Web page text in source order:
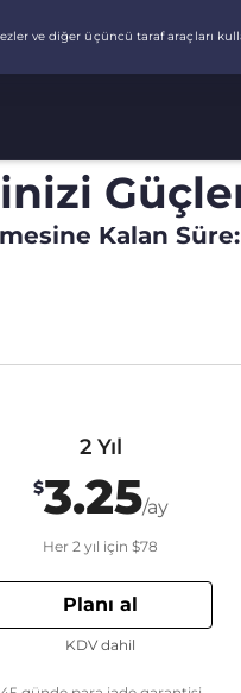
Kalan Süre:
2 Yıl
$3.25/ay
Her 2 yıl için$78
Planı al
KDV dahil